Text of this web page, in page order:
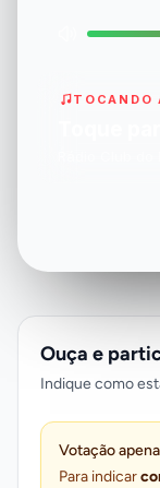
TOCANDO
Ouça e
Indique como
Votação
Para indicar